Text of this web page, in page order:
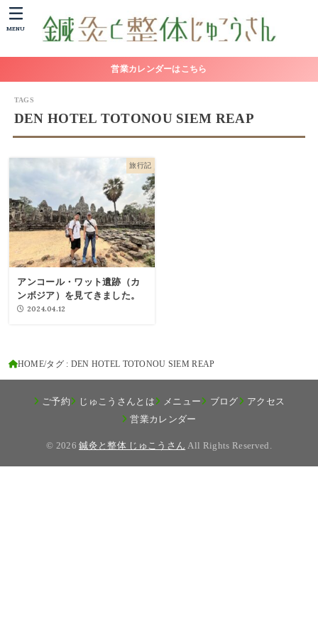
MENU
営業カレンダーはこちら
DEN HOTEL TOTONOU SIEM REAP
旅行記
アンコール・ワット遺跡（カ
ンボジア）を見てきました。
2024.04.12
HOME タグ : DEN HOTEL TOTONOU SIEM REAP
ご予約 じゅこうさんとは メニュー ブログ
アクセス
営業カレンダー
© 2026鍼灸と整体 じゅこうさん All Rights Reserved.